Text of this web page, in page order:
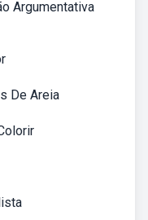
Argumentativa
De Areia